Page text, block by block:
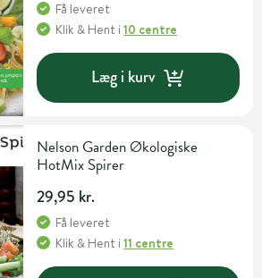
Få leveret
Klik & Hent i10 centre
Læg i kurv
Nelson Garden Økologiske
HotMix Spirer
29,95 kr.
Få leveret
Klik & Hent i11 centre